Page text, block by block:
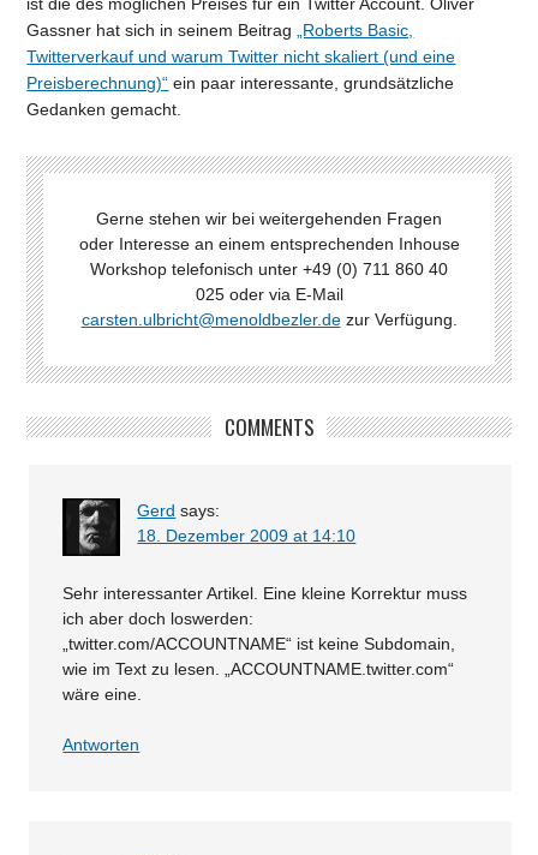
Gassner hat sich in seinem Beitrag
„Roberts Basic,
Twitterverkauf und warum Twitter nicht skaliert (und eine
Preisberechnung)“ ein paar interessante, grundsätzliche
Gedanken gemacht.
Gerne stehen wir bei weitergehenden Fragen
oder Interesse an einem entsprechenden Inhouse
Workshop telefonisch unter +49 (0) 711 860 40
025 oder via E-Mail
carsten.ulbricht@menoldbezler.dezur Verfügung.
COMMENTS
Gerd says:
18. Dezember 2009 at 14:10
Sehr interessanter Artikel. Eine kleine Korrektur muss
ich aber doch loswerden:
„twitter.com/ACCOUNTNAME“ ist keine Subdomain,
wie im Text zu lesen. „ACCOUNTNAME.twitter.com“
wäre eine.
Antworten